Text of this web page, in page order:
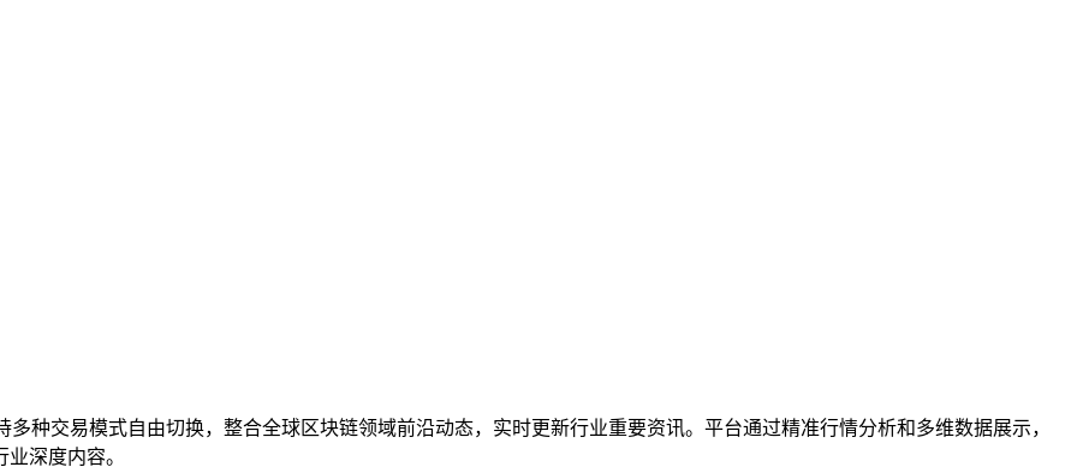
种交易模式自由切换，整合全球区块链领域前沿动态，实时更新行业重要资讯。平台通过精准行情分析和多维数据展示，
深度内容。